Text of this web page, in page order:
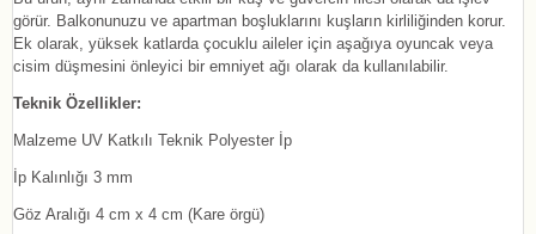
görür. Balkonunuzu ve apartman boşluklarını kuşların kirliliğinden korur.
Ek olarak, yüksek katlarda çocuklu aileler için aşağıya oyuncak veya
cisim düşmesini önleyici bir emniyet ağı olarak da kullanılabilir.
Teknik Özellikler:
Malzeme UV Katkılı Teknik Polyester İp
İp Kalınlığı 3 mm
Göz Aralığı 4 cm x 4 cm (Kare örgü)